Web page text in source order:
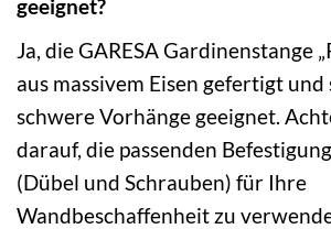
geeignet?
Ja, die GARESA Gardinenstange
aus massivem Eisen gefertigt
schwere Vorhänge geeignet.
darauf, die passenden
(Dübel und Schrauben) für Ihre
Wandbeschaffenheit zu